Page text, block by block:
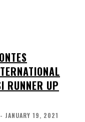
RUNNER UP
- JANUARY 19, 2021